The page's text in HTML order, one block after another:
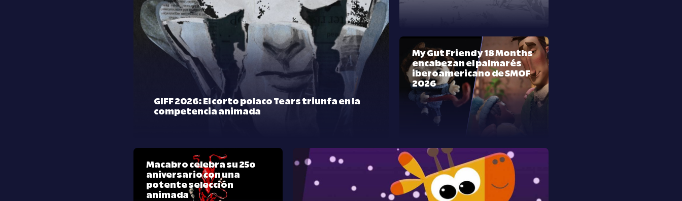
GIFF 2026: El corto polaco Tears triunfa en la
competencia animada
My Gut Friend y 18 Months
encabezan el palmarés
iberoamericano de SMOF
2026
Macabro celebra su 25º
aniversario con una
potente selección
animada